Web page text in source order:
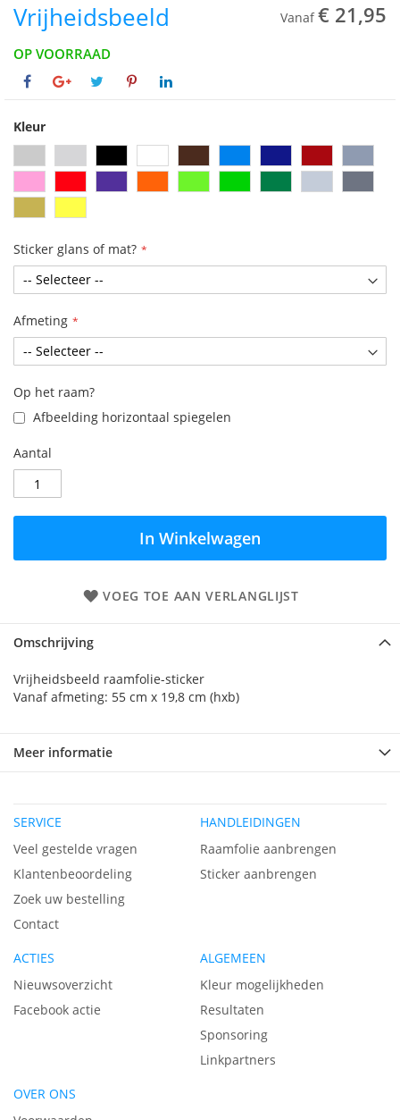
Vrijheidsbeeld Vanaf € 21,95
OP VOORRAAD
Kleur
Sticker glans of mat?
Afmeting
Op het raam?
Afbeelding horizontaal spiegelen
Aantal
In Winkelwagen
VOEG TOE AAN VERLANGLIJST
Omschrijving
Vrijheidsbeeld raamfolie-sticker
Vanaf afmeting: 55 cm x 19,8 cm (hxb)
Meer informatie
SERVICE
Veel gestelde vragen
Klantenbeoordeling
Zoek uw bestelling
Contact
HANDLEIDINGEN
Raamfolie aanbrengen
Sticker aanbrengen
ACTIES
Nieuwsoverzicht
Facebook actie
ALGEMEEN
Kleur mogelijkheden
Resultaten
Sponsoring
Linkpartners
OVER ONS